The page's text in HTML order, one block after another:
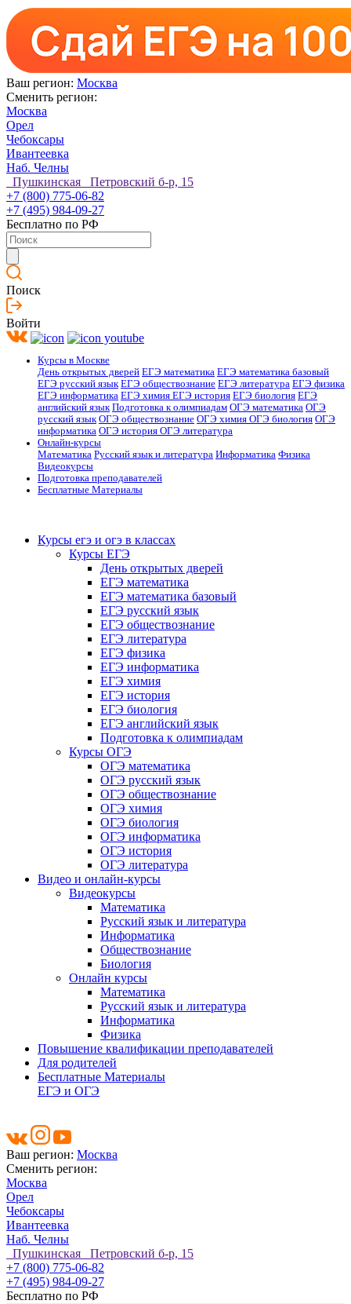
Ваш регион: Москва
Сменить регион:
Москва
Орел
Чебоксары
Ивантеевка
Наб. Челны
Пушкинская Петровский б-р, 15
+7 (800) 775-06-82
+7 (495) 984-09-27
Бесплатно по РФ
Поиск
Войти
Курсы в Москве
День открытых дверей ЕГЭ математика ЕГЭ математика базовый
ЕГЭ русский язык ЕГЭ обществознание ЕГЭ литература ЕГЭ физика
ЕГЭ информатика ЕГЭ химия ЕГЭ история ЕГЭ биология ЕГЭ
английский язык Подготовка к олимпиадам ОГЭ математика ОГЭ
русский язык ОГЭ обществознание ОГЭ химия ОГЭ биология ОГЭ
информатика ОГЭ история ОГЭ литература
Онлайн-курсы
Математика Русский язык и литература Информатика Физика
Видеокурсы
Подготовка преподавателей
Бесплатные Материалы
Курсы егэ и огэ в классах
Курсы ЕГЭ
День открытых дверей
ЕГЭ математика
ЕГЭ математика базовый
ЕГЭ русский язык
ЕГЭ обществознание
ЕГЭ литература
ЕГЭ физика
ЕГЭ информатика
ЕГЭ химия
ЕГЭ история
ЕГЭ биология
ЕГЭ английский язык
Подготовка к олимпиадам
Курсы ОГЭ
ОГЭ математика
ОГЭ русский язык
ОГЭ обществознание
ОГЭ химия
ОГЭ биология
ОГЭ информатика
ОГЭ история
ОГЭ литература
Видео и онлайн-курсы
Видеокурсы
Математика
Русский язык и литература
Информатика
Обществознание
Биология
Онлайн курсы
Математика
Русский язык и литература
Информатика
Физика
Повышение квалификации преподавателей
Для родителей
Бесплатные Материалы
ЕГЭ и ОГЭ
Ваш регион: Москва
Сменить регион:
Москва
Орел
Чебоксары
Ивантеевка
Наб. Челны
Пушкинская Петровский б-р, 15
+7 (800) 775-06-82
+7 (495) 984-09-27
Бесплатно по РФ